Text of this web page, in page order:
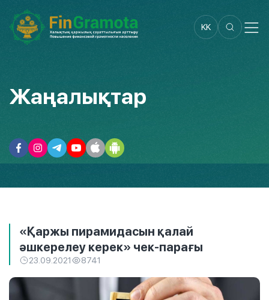
KK
Жаңалықтар
«Қаржы пирамидасын қалай
әшкерелеу керек» чек-парағы
23.09.2021 8741